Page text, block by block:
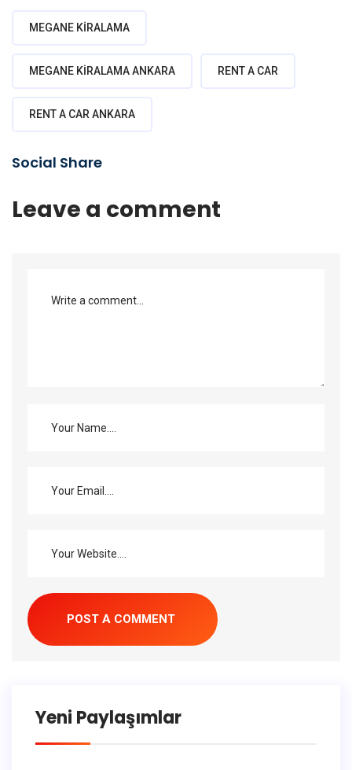
MEGANE KIRALAMA
MEGANE KIRALAMA ANKARA RENT A CAR
RENT A CAR ANKARA
Social Share
Leave a comment
Yeni Paylaşımlar